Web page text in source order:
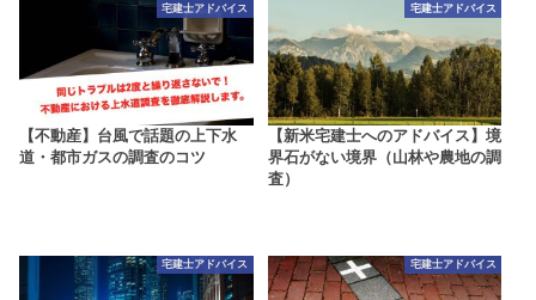
宅建士アドバイス
【不動産】台風で話題の上下水
道・都市ガスの調査のコツ
宅建士アドバイス
【新米宅建士へのアドバイス】境
界石がない境界（山林や農地の調
査）
宅建士アドバイス 宅建士アドバイス